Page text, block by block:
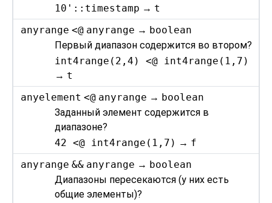
10'::timestamp → t
anyrange <@ anyrange → boolean
Первый диапазон содержится во втором?
int4range(2,4) <@ int4range(1,7)
→ t
anyelement <@ anyrange → boolean
Заданный элемент содержится в
диапазоне?
42 <@ int4range(1,7) → f
anyrange && anyrange → boolean
Диапазоны пересекаются (у них есть
общие элементы)?